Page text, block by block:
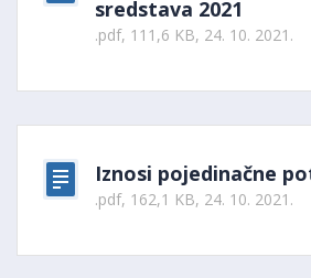
sredstava 2021
.pdf, 111,6 KB, 24. 10. 2021.
Iznosi pojedinačne
.pdf, 162,1 KB, 24. 10. 2021.